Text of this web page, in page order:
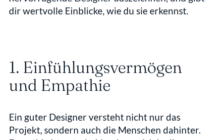
dir wertvolle Einblicke, wie du sie erkennst.
1. Einfühlungsvermögen
und Empathie
Ein guter Designer versteht nicht nur das
Projekt, sondern auch die Menschen dahinter.